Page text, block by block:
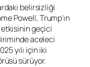
belirsizliği
Powell, Trump’ın
geçici
aceleci
yılı için iki
sürüyor.